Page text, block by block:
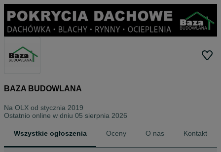
BAZA BUDOWLANA
Na OLX od stycznia 2019
Ostatnio online w dniu 05 sierpnia 2026
Wszystkie ogłoszenia Oceny O nas Kontakt